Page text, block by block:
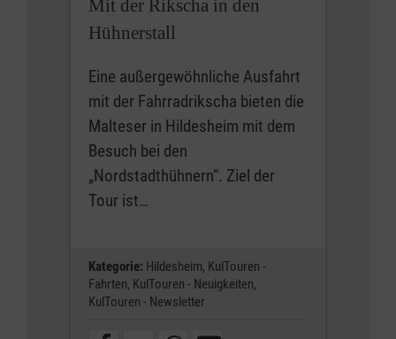
Mit der Rikscha in den
Hühnerstall
Eine außergewöhnliche Ausfahrt
mit der Fahrradrikscha bieten die
Malteser in Hildesheim mit dem
Besuch bei den
„Nordstadthühnern“. Ziel der
Tour ist…
Kategorie: Hildesheim, KulTouren -
Fahrten, KulTouren - Neuigkeiten,
KulTouren - Newsletter